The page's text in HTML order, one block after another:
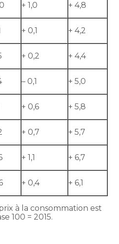
+ 1,0 + 4,8
+ 0,1 + 4,2
+ 0,2 + 4,4
– 0,1 + 5,0
+ 0,6 + 5,8
+ 0,7 + 5,7
+ 1,1 + 6,7
+ 0,4 + 6,1
à la consommation est
100 = 2015.